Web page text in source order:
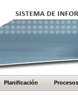
Planificación Procesos